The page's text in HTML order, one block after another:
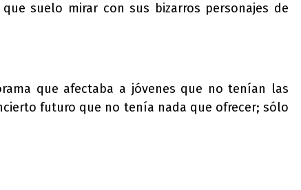
suelo mirar con sus bizarros personajes de
que afectaba a jóvenes que no tenían las
futuro que no tenía nada que ofrecer; sólo